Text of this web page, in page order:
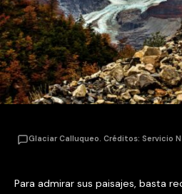
Glaciar Calluqueo. Créditos: Servicio
Para admirar sus paisajes, basta